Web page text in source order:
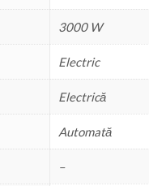
3000 W
Electric
Electrică
Automată
–